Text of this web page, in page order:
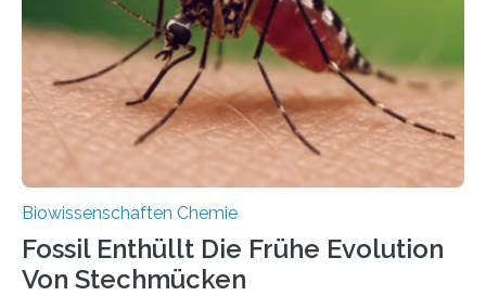
Süßwasseralge Coleochaetophyceae. Einige Arten
dieser Gruppe bilden aus Zellfäden dichte Geflechte
mit scheibenförmiger Gestalt. Was auffällig ist: Die
nächsten…
Biowissenschaften Chemie
Fossil Enthüllt Die Frühe Evolution
Von Stechmücken